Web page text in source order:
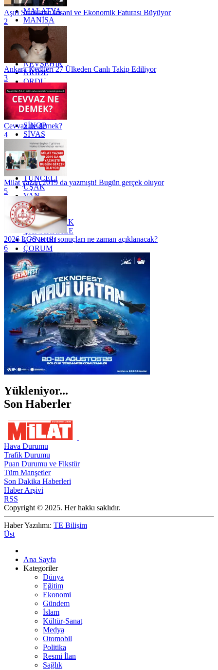
KİLİS
MALATYA
MANİSA
MARDİN
MERSİN
MUĞLA
MUŞ
NEVŞEHİR
NİĞDE
ORDU
OSMANİYE
RİZE
SAKARYA
SAMSUN
SİNOP
SİVAS
SİİRT
TEKİRDAĞ
TOKAT
TRABZON
TUNCELİ
UŞAK
VAN
YALOVA
YOZGAT
ZONGULDAK
ÇANAKKALE
ÇANKIRI
ÇORUM
İSTANBUL
İZMİR
ŞANLIURFA
ŞIRNAK
Aşırı Sıcakların İnsani ve Ekonomik Faturası Büyüyor
2
Ankara Kedileri 27 Ülkeden Canlı Takip Ediliyor
3
Cevvaz ne demek?
4
Milat yazarı 2019 da yazmıştı! Bugün gerçek oluyor
5
2026 LGS tercih sonuçları ne zaman açıklanacak?
6
Yükleniyor...
Son Haberler
Hava Durumu
Trafik Durumu
Puan Durumu ve Fikstür
Tüm Manşetler
Son Dakika Haberleri
Haber Arşivi
RSS
Copyright © 2025. Her hakkı saklıdır.
Haber Yazılımı: TE Bilişim
Üst
Ana Sayfa
Kategoriler
Dünya
Eğitim
Ekonomi
Gündem
İslam
Kültür-Sanat
Medya
Otomobil
Politika
Resmi İlan
Sağlık